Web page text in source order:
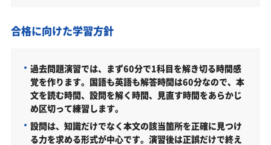
合格に向けた学習方針
過去問題演習では、まず60分で1科目を解き切る時間感
覚を作ります。国語も英語も解答時間は60分なので、本
文を読む時間、設問を解く時間、見直す時間をあらかじ
め区切って練習します。
設問は、知識だけでなく本文の該当箇所を正確に見つけ
る力を求める形式が中心です。演習後は正誤だけで終え